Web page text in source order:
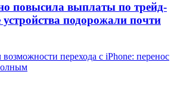
повысила выплаты по трейд-
подорожали почти
перехода с iPhone: перенос